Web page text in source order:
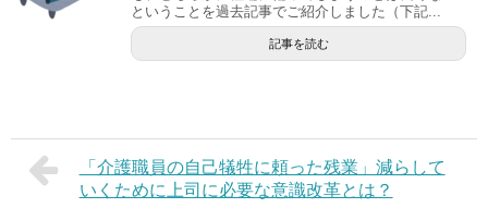
ということを過去記事でご紹介しました（下記...
記事を読む
「介護職員の自己犠牲に頼った残業」減らして
いくために上司に必要な意識改革とは？